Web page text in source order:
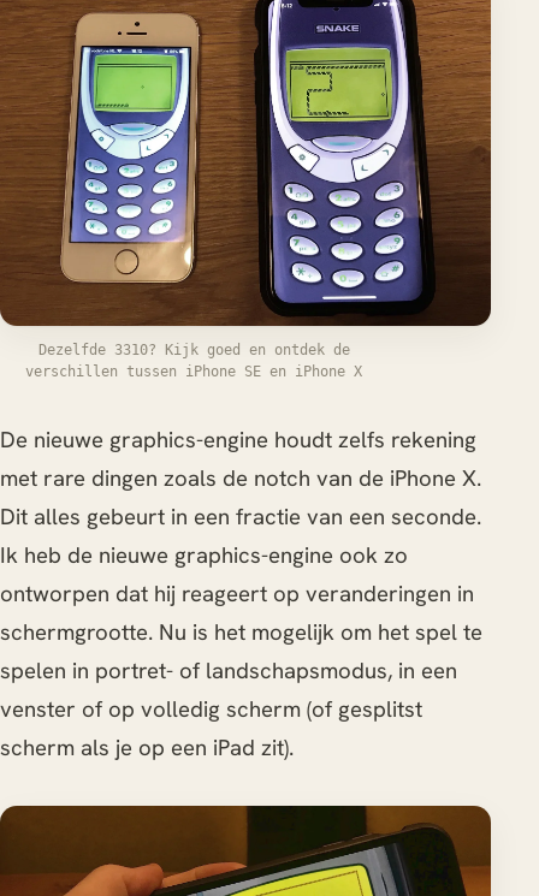
Dezelfde 3310? Kijk goed en ontdek de
verschillen tussen iPhone SE en iPhone X
De nieuwe graphics-engine houdt zelfs rekening
met rare dingen zoals de notch van de iPhone X.
Dit alles gebeurt in een fractie van een seconde.
Ik heb de nieuwe graphics-engine ook zo
ontworpen dat hij reageert op veranderingen in
schermgrootte. Nu is het mogelijk om het spel te
spelen in portret- of landschapsmodus, in een
venster of op volledig scherm (of gesplitst
scherm als je op een iPad zit).